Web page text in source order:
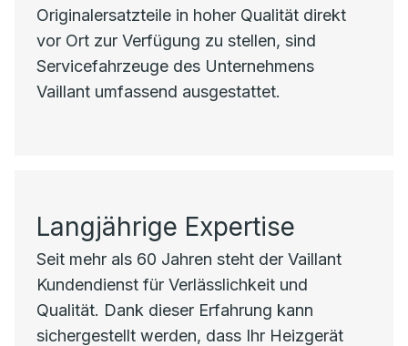
Originalersatzteile in hoher Qualität direkt
vor Ort zur Verfügung zu stellen, sind
Servicefahrzeuge des Unternehmens
Vaillant umfassend ausgestattet.
Langjährige Expertise
Seit mehr als 60 Jahren steht der Vaillant
Kundendienst für Verlässlichkeit und
Qualität. Dank dieser Erfahrung kann
sichergestellt werden, dass Ihr Heizgerät